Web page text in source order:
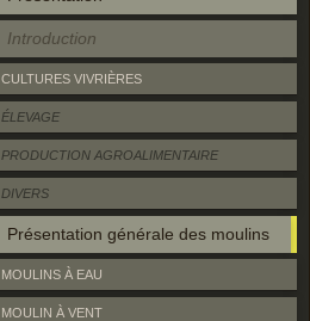
Introduction
CULTURES VIVRIÈRES
ÉLEVAGE
PRODUCTION AGROALIMENTAIRE
DIVERS
Présentation générale des moulins
MOULINS À EAU
MOULIN À VENT